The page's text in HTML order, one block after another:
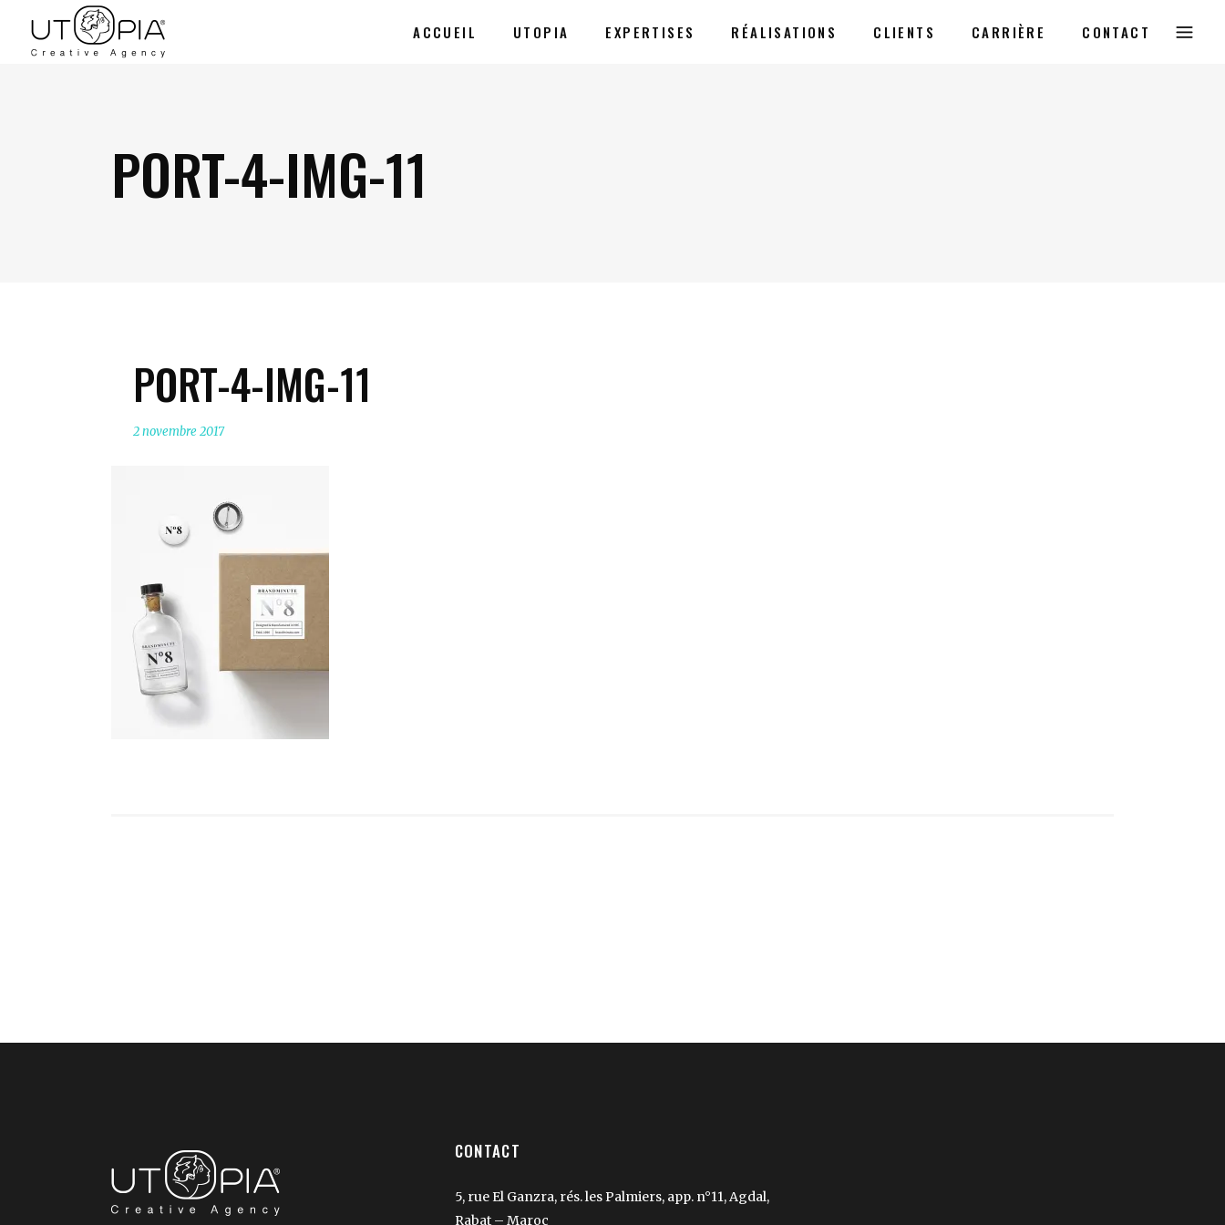
ACCUEIL UTOPIA EXPERTISES RÉALISATIONS CLIENTS CARRIÈRE CONTACT
PORT-4-IMG-11
PORT-4-IMG-11
2 novembre 2017
CONTACT
5, rue El Ganzra, rés. les Palmiers, app. n°11, Agdal,
Rabat – Maroc